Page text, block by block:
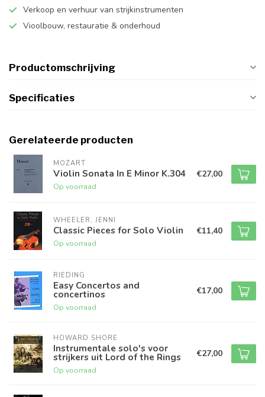
Verkoop en verhuur van strijkinstrumenten
Vioolbouw, restauratie & onderhoud
Productomschrijving
Specificaties
Gerelateerde producten
MOZART
Violin Sonata In E Minor K.304
Op voorraad
€27,00
WHEELER, JENNI
Classic Pieces for Solo Violin
Op voorraad
€11,40
RIEDING
Easy Concertos and
concertinos
Op voorraad
€17,00
HOWARD SHORE
Instrumentale solo's voor
strijkers uit Lord of the Rings
Op voorraad
€27,00